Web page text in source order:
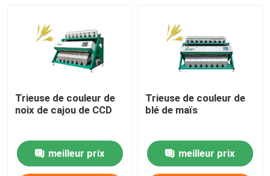
Trieuse de couleur de
noix de cajou de CCD
meilleur prix
Trieuse de couleur de
blé de maïs
meilleur prix